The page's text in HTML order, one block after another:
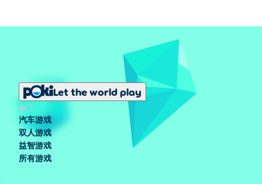
Let the world play
热门
汽车游戏
双人游戏
益智游戏
所有游戏